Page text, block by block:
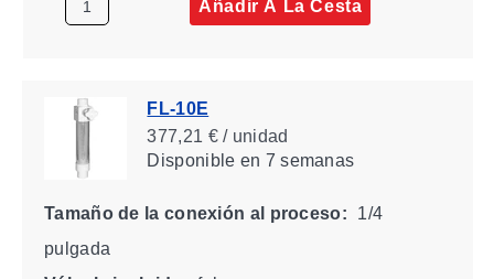
Añadir A La Cesta
FL-10E
377,21 € / unidad
Disponibleen 7 semanas
Tamaño de la conexión al proceso:
1/4
pulgada